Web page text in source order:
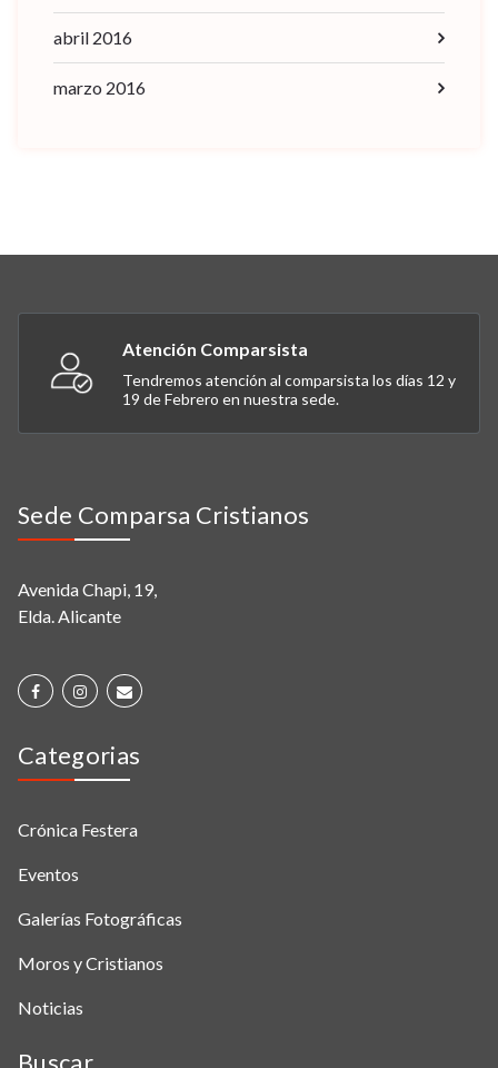
abril 2016
marzo 2016
Atención Comparsista
Tendremos atención al comparsista los días 12 y
19 de Febrero en nuestra sede.
Sede Comparsa Cristianos
Avenida Chapi, 19,
Elda. Alicante
Categorias
Crónica Festera
Eventos
Galerías Fotográficas
Moros y Cristianos
Noticias